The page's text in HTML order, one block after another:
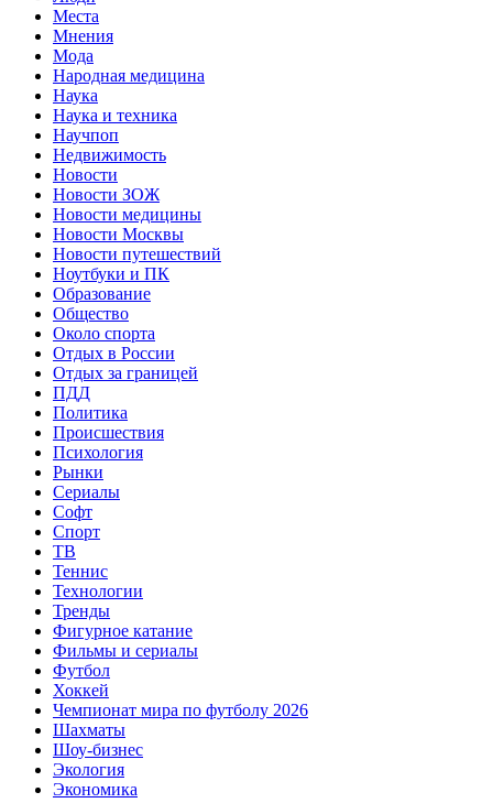
Места
Мнения
Мода
Народная медицина
Наука
Наука и техника
Научпоп
Недвижимость
Новости
Новости ЗОЖ
Новости медицины
Новости Москвы
Новости путешествий
Ноутбуки и ПК
Образование
Общество
Около спорта
Отдых в России
Отдых за границей
ПДД
Политика
Происшествия
Психология
Рынки
Сериалы
Софт
Спорт
ТВ
Теннис
Технологии
Тренды
Фигурное катание
Фильмы и сериалы
Футбол
Хоккей
Чемпионат мира по футболу 2026
Шахматы
Шоу-бизнес
Экология
Экономика